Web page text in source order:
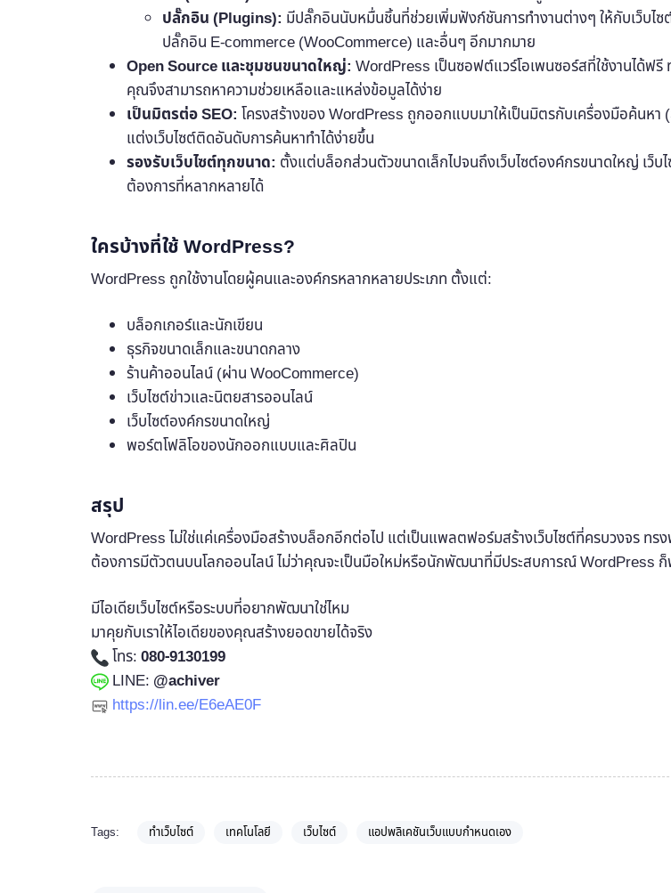
ปลั๊กอิน (Plugins): มีปลั๊กอินนับหมื่นชิ้นที่ช่วยเพิ่มฟังก์ชันการทำงานต่างๆ ให้กับเว็บ
ปลั๊กอิน E-commerce (WooCommerce) และอื่นๆ อีกมากมาย
Open Source และชุมชนขนาดใหญ่: WordPress เป็นซอฟต์แวร์โอเพนซอร์สที่ใช้งานได้
คุณจึงสามารถหาความช่วยเหลือและแหล่งข้อมูลได้ง่าย
เป็นมิตรต่อ SEO: โครงสร้างของ WordPress ถูกออกแบบมาให้เป็นมิตรกับเครื่องมือค้นห
แต่งเว็บไซต์ติดอันดับการค้นหาทำได้ง่ายขึ้น
รองรับเว็บไซต์ทุกขนาด: ตั้งแต่บล็อกส่วนตัวขนาดเล็กไปจนถึงเว็บไซต์องค์กรขนาดใหญ่ เว็
ต้องการที่หลากหลายได้
ใครบ้างที่ใช้ WordPress?
WordPress ถูกใช้งานโดยผู้คนและองค์กรหลากหลายประเภท ตั้งแต่:
บล็อกเกอร์และนักเขียน
ธุรกิจขนาดเล็กและขนาดกลาง
ร้านค้าออนไลน์ (ผ่าน WooCommerce)
เว็บไซต์ข่าวและนิตยสารออนไลน์
เว็บไซต์องค์กรขนาดใหญ่
พอร์ตโฟลิโอของนักออกแบบและศิลปิน
สรุป
WordPress ไม่ใช่แค่เครื่องมือสร้างบล็อกอีกต่อไป แต่เป็นแพลตฟอร์มสร้างเว็บไซต์ที่ครบวงจร ท
ต้องการมีตัวตนบนโลกออนไลน์ ไม่ว่าคุณจะเป็นมือใหม่หรือนักพัฒนาที่มีประสบการณ์ WordPress
มีไอเดียเว็บไซต์หรือระบบที่อยากพัฒนาใช่ไหม
มาคุยกับเราให้ไอเดียของคุณสร้างยอดขายได้จริง
โทร:080-9130199
LINE: @achiver
https://lin.ee/E6eAE0F
Tags: ทำเว็บไซต์ เทคโนโลยี เว็บไซต์ แอปพลิเคชันเว็บแบบกำหนดเอง